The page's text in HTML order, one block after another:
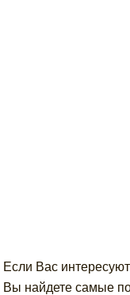
Если Вас
Вы найдете самые